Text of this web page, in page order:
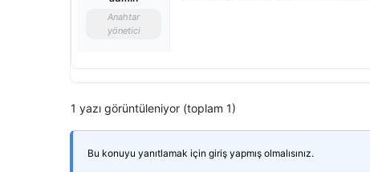
Anahtar
yönetici
1 yazı görüntüleniyor (toplam 1)
Bu konuyu yanıtlamak için giriş yapmış olmalısınız.